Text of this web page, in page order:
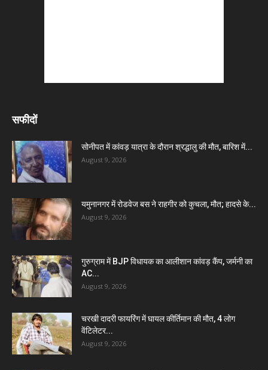
सफीदों
सोनीपत में कांवड़ यात्रा के दौरान श्रद्धालु की मौत, बारिश में...
August 9, 2026
यमुनानगर में रोडवेज बस ने राहगीर को कुचला, मौत; हादसे के...
August 9, 2026
गुरुग्राम में BJP विधायक का आलीशान कांवड़ कैंप, जर्मनी का
AC...
August 9, 2026
चरखी दादरी फायरिंग में घायल कीर्तिमान की मौत, 4 लोग
वेंटिलेटर...
August 9, 2026